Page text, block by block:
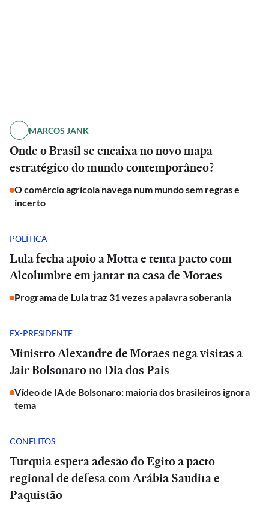
MARCOS JANK
Onde o Brasil se encaixa no novo mapa
estratégico do mundo contemporâneo?
O comércio agrícola navega num mundo sem regras e
incerto
POLÍTICA
Lula fecha apoio a Motta e tenta pacto com
Alcolumbre em jantar na casa de Moraes
Programa de Lula traz 31 vezes a palavra soberania
EX-PRESIDENTE
Ministro Alexandre de Moraes nega visitas a
Jair Bolsonaro no Dia dos Pais
Vídeo de IA de Bolsonaro: maioria dos brasileiros ignora
tema
CONFLITOS
Turquia espera adesão do Egito a pacto
regional de defesa com Arábia Saudita e
Paquistão